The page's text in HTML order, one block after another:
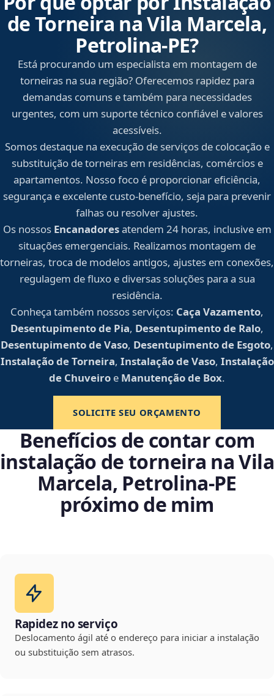
de Torneira na Vila Marcela,
Petrolina‑PE?
Está procurando um especialista em montagem de
torneiras na sua região? Oferecemos rapidez para
demandas comuns e também para necessidades
urgentes, com um suporte técnico confiável e valores
acessíveis.
Somos destaque na execução de serviços de colocação e
substituição de torneiras em residências, comércios e
apartamentos. Nosso foco é proporcionar eficiência,
segurança e excelente custo-benefício, seja para prevenir
falhas ou resolver ajustes.
Os nossos Encanadoresatendem 24 horas, inclusive em
situações emergenciais. Realizamos montagem de
torneiras, troca de modelos antigos, ajustes em conexões,
regulagem de fluxo e diversas soluções para a sua
residência.
Conheça também nossos serviços: Caça Vazamento,
Desentupimento de Pia, Desentupimento de Ralo,
Desentupimento de Vaso, Desentupimento de Esgoto,
Instalação de Torneira, Instalação de Vaso, Instalação
de Chuveiro e Manutenção de Box.
SOLICITE SEU ORÇAMENTO
Benefícios de contar com
instalação de torneira na Vila
Marcela, Petrolina‑PE
próximo de mim
Rapidez no serviço
Deslocamento ágil até o endereço para iniciar a instalação
ou substituição sem atrasos.